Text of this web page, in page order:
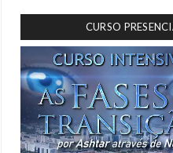
CURSO